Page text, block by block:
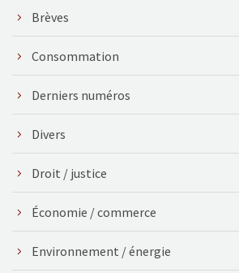
Brèves
Consommation
Derniers numéros
Divers
Droit / justice
Économie / commerce
Environnement / énergie